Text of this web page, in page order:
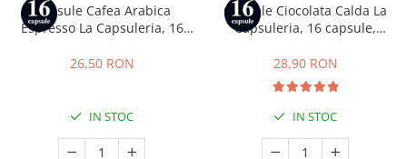
Capsule Cafea Arabica
Espresso La Capsuleria, 16
Gusto
26,50 RON
IN STOC
Capsule Ciocolata Calda La
Capsuleria, 16 capsule,
28,90 RON
IN STOC